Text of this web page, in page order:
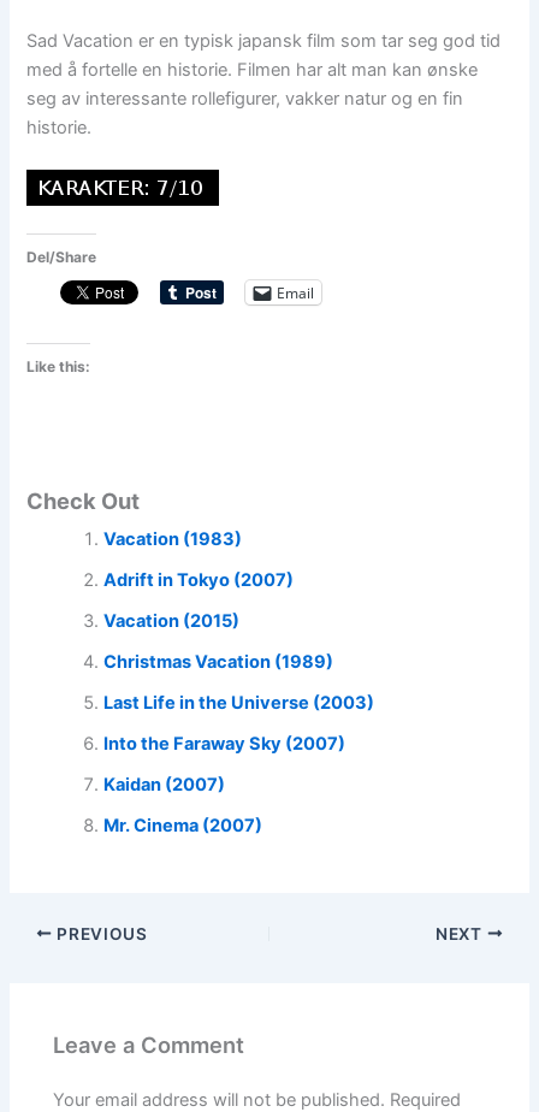
Sad Vacation er en typisk japansk film som tar seg god tid
med å fortelle en historie. Filmen har alt man kan ønske
seg av interessante rollefigurer, vakker natur og en fin
historie.
Del/Share
Email
Like this:
Check Out
Vacation (1983)
Adrift in Tokyo (2007)
Vacation (2015)
Christmas Vacation (1989)
Last Life in the Universe (2003)
Into the Faraway Sky (2007)
Kaidan (2007)
Mr. Cinema (2007)
PREVIOUS NEXT
Leave a Comment
Your email address will not be published. Required